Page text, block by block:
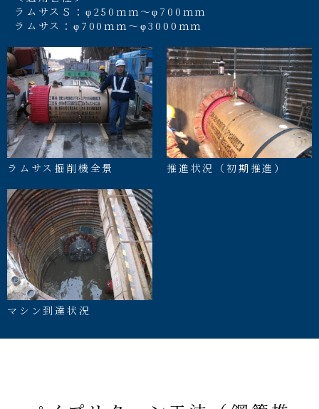
ラムサスＳ：φ250ｍｍ～φ700ｍｍ
ラムサス：φ700ｍｍ～φ3000ｍｍ
ラムサス掘削機全景 推進状況（初期推進）
マシン到達状況